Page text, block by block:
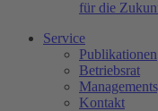
Service
Publikationen
Betriebsrat
Kontakt